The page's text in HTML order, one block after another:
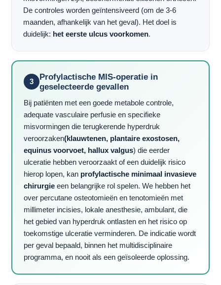
De controles worden geïntensiveerd (om de 3-6
maanden, afhankelijk van het geval). Het doel is
duidelijk: het eerste ulcus voorkomen.
3
Profylactische MIS-operatie in
geselecteerde gevallen
Bij patiënten met een goede metabole controle,
adequate vasculaire perfusie en specifieke
misvormingen die terugkerende hyperdruk
veroorzaken(klauwtenen, plantaire exostosen,
equinus voorvoet, hallux valgus) die eerder
ulceratie hebben veroorzaakt of een duidelijk risico
hierop lopen, kan profylactische minimaal invasieve
chirurgieeen belangrijke rol spelen. We hebben het
over percutane osteotomieën en tenotomieën met
millimeter incisies, lokale anesthesie, ambulant, die
het gebied van hyperdruk ontlasten en het risico op
toekomstige ulceratie verminderen. De indicatie wordt
per geval bepaald, binnen het multidisciplinaire
programma, en nooit als een geïsoleerde oplossing.